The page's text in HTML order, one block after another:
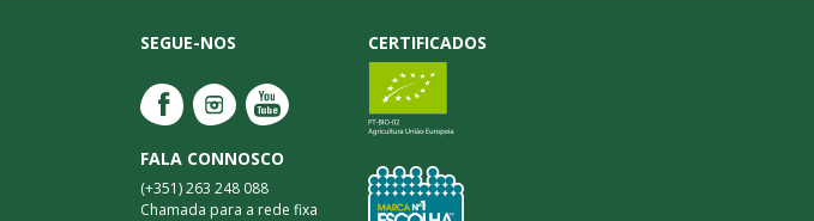
SEGUE-NOS
FALA CONNOSCO
(+351) 263 248 088
Chamada para a rede fixa
CERTIFICADOS